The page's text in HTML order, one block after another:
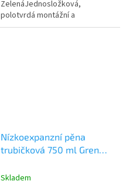
ZelenáJednosložková,
polotvrdá montážní a
konstrukční pěna na bázi vlhkem
Nízkoexpanzní pěna
trubičková 750 ml Gren
Skladem